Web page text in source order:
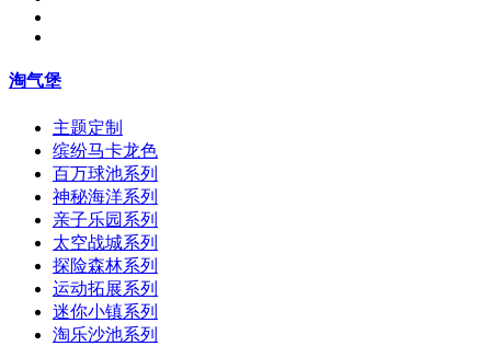
淘气堡
主题定制
缤纷马卡龙色
百万球池系列
神秘海洋系列
亲子乐园系列
太空战城系列
探险森林系列
运动拓展系列
迷你小镇系列
淘乐沙池系列